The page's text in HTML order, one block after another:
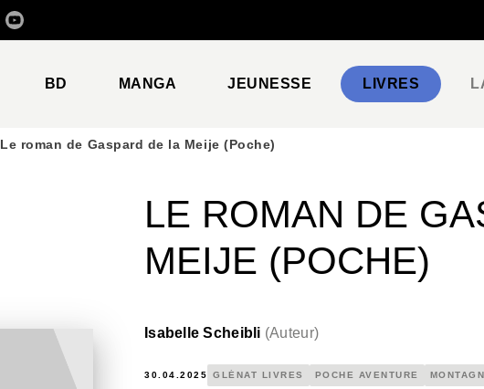
CONTENU
BD MANGA JEUNESSE LIVRES
Le roman de Gaspard de la Meije (Poche)
LE ROMAN DE
MEIJE (POCHE)
Isabelle Scheibli (Auteur)
30.04.2025 GLÉNAT LIVRES POCHE AVENTURE